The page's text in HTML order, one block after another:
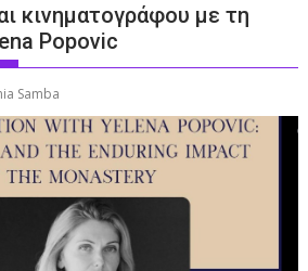
κινηματογράφου με τη
Popovic
Samba